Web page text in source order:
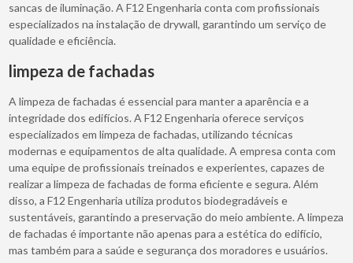
sancas de iluminação. A F12 Engenharia conta com profissionais
especializados na instalação de drywall, garantindo um serviço de
qualidade e eficiência.
limpeza de fachadas
A limpeza de fachadas é essencial para manter a aparência e a
integridade dos edifícios. A F12 Engenharia oferece serviços
especializados em limpeza de fachadas, utilizando técnicas
modernas e equipamentos de alta qualidade. A empresa conta com
uma equipe de profissionais treinados e experientes, capazes de
realizar a limpeza de fachadas de forma eficiente e segura. Além
disso, a F12 Engenharia utiliza produtos biodegradáveis e
sustentáveis, garantindo a preservação do meio ambiente. A limpeza
de fachadas é importante não apenas para a estética do edifício,
mas também para a saúde e segurança dos moradores e usuários.